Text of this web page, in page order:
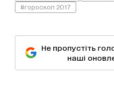
#гороскоп 2017
Не пропустіть
наші